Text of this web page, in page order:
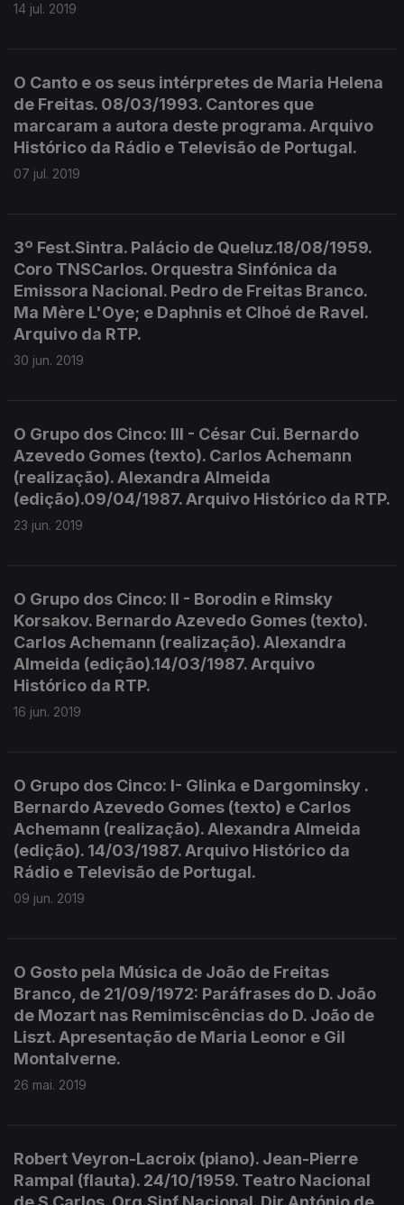
14 jul. 2019
O Canto e os seus intérpretes de Maria Helena
de Freitas. 08/03/1993. Cantores que
marcaram a autora deste programa. Arquivo
Histórico da Rádio e Televisão de Portugal.
07 jul. 2019
3º Fest.Sintra. Palácio de Queluz.18/08/1959.
Coro TNSCarlos. Orquestra Sinfónica da
Emissora Nacional. Pedro de Freitas Branco.
Ma Mère L'Oye; e Daphnis et Clhoé de Ravel.
Arquivo da RTP.
30 jun. 2019
O Grupo dos Cinco: III - César Cui. Bernardo
Azevedo Gomes (texto). Carlos Achemann
(realização). Alexandra Almeida
(edição).09/04/1987. Arquivo Histórico da RTP.
23 jun. 2019
O Grupo dos Cinco: II - Borodin e Rimsky
Korsakov. Bernardo Azevedo Gomes (texto).
Carlos Achemann (realização). Alexandra
Almeida (edição).14/03/1987. Arquivo
Histórico da RTP.
16 jun. 2019
O Grupo dos Cinco: I- Glinka e Dargominsky .
Bernardo Azevedo Gomes (texto) e Carlos
Achemann (realização). Alexandra Almeida
(edição). 14/03/1987. Arquivo Histórico da
Rádio e Televisão de Portugal.
09 jun. 2019
O Gosto pela Música de João de Freitas
Branco, de 21/09/1972: Paráfrases do D. João
de Mozart nas Remimiscências do D. João de
Liszt. Apresentação de Maria Leonor e Gil
Montalverne.
26 mai. 2019
Robert Veyron-Lacroix (piano). Jean-Pierre
Rampal (flauta). 24/10/1959. Teatro Nacional